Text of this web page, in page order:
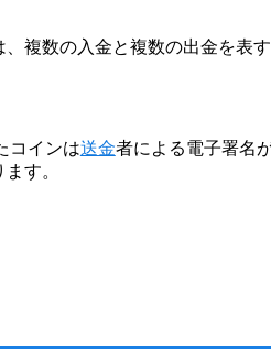
、複数の入金と複数の出金を表
コインは送金者による電子署名
す。